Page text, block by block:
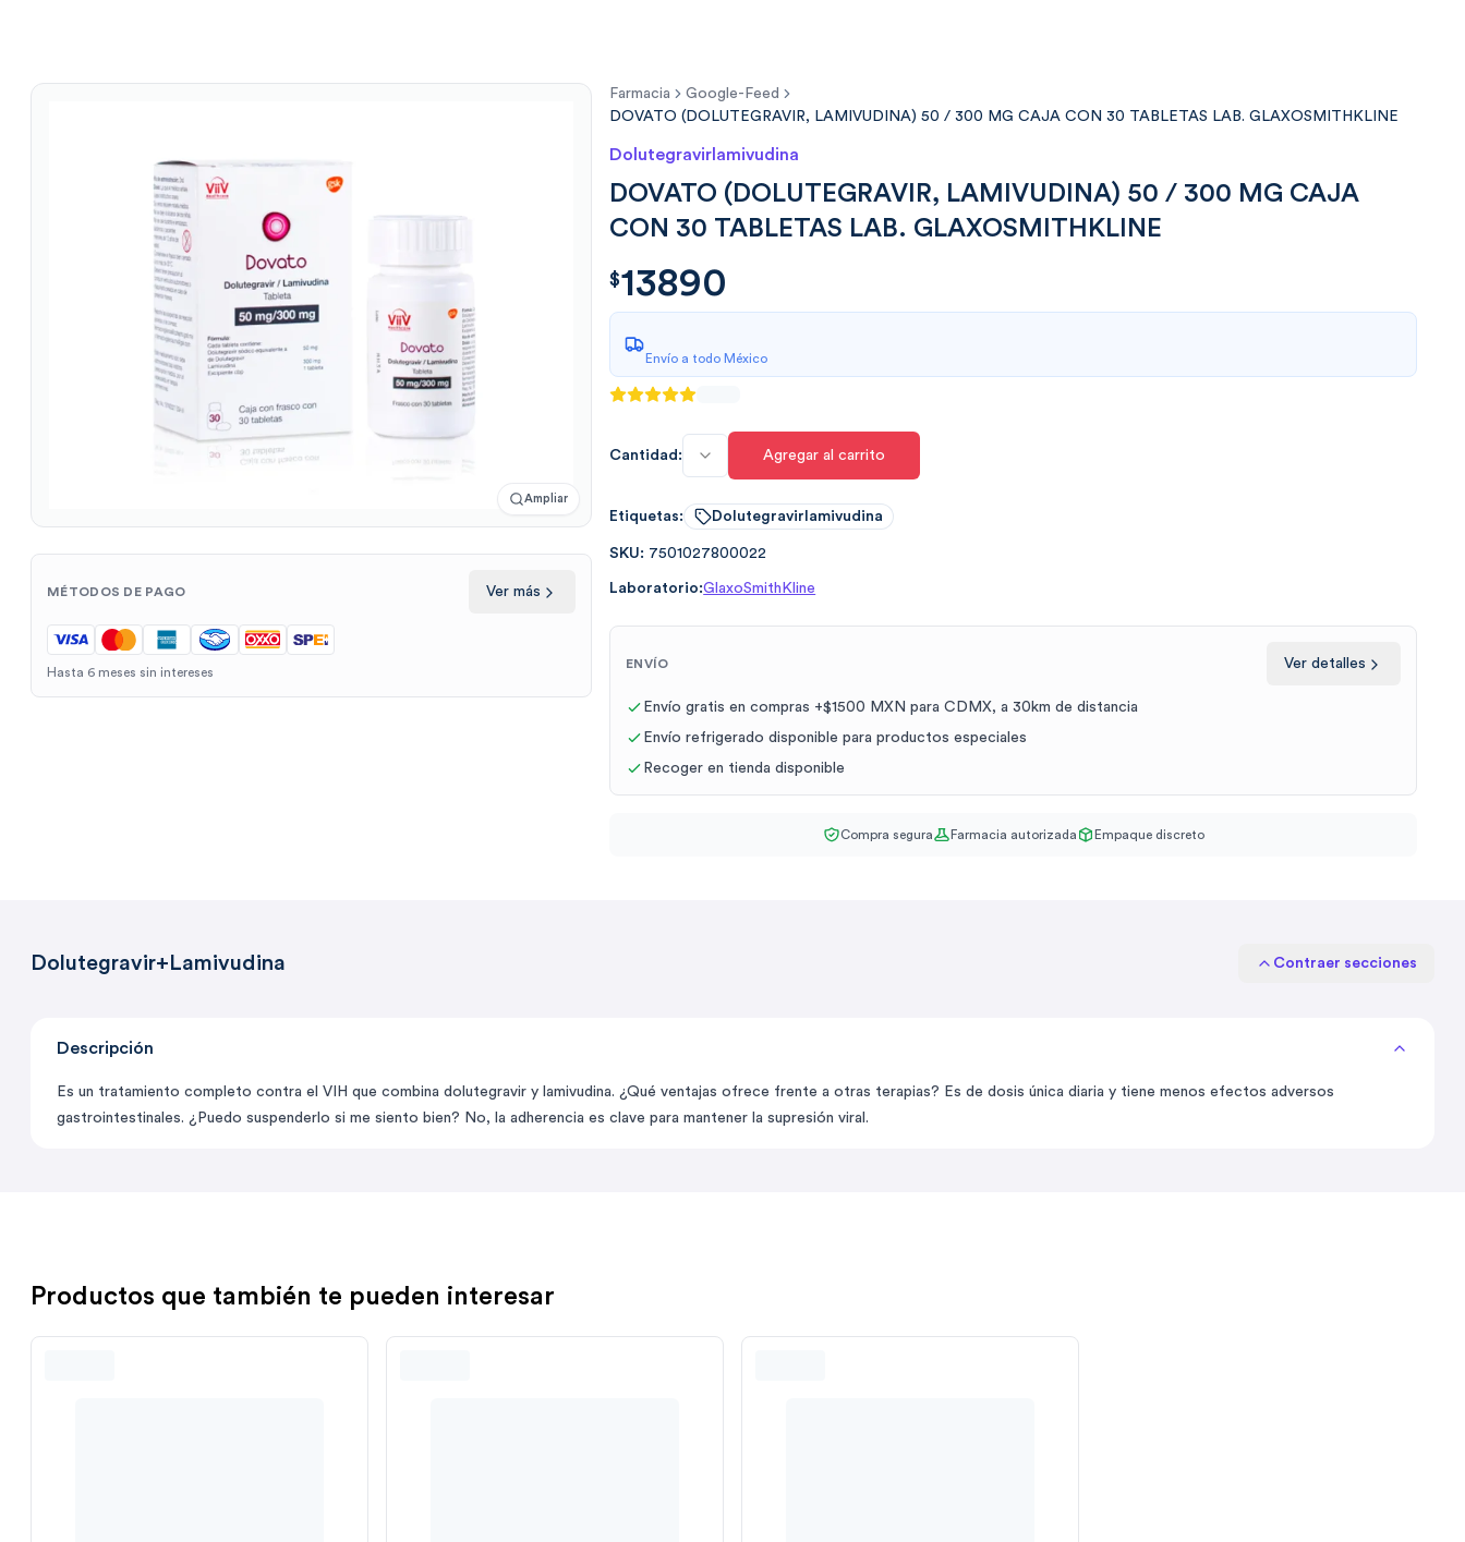
Ampliar
MÉTODOS DE PAGO Ver más
Hasta 6 meses sin intereses
Farmacia
Google-Feed
DOVATO (DOLUTEGRAVIR, LAMIVUDINA) 50 / 300 MG CAJA CON 30 TABLETAS LAB. GLAXOSMITHKLINE
Dolutegravirlamivudina
DOVATO (DOLUTEGRAVIR, LAMIVUDINA) 50 / 300 MG CAJA
CON 30 TABLETAS LAB. GLAXOSMITHKLINE
$13890.00
$13890
Envío a todo México
Cantidad: Agregar al carrito
Etiquetas: Dolutegravirlamivudina
SKU: 7501027800022
Laboratorio:GlaxoSmithKline
ENVÍO Ver detalles
Envío gratis en compras +$1500 MXN para CDMX, a 30km de distancia
Envío refrigerado disponible para productos especiales
Recoger en tienda disponible
Compra segura Farmacia autorizada Empaque discreto
Dolutegravir+Lamivudina Contraer secciones
Descripción
Es un tratamiento completo contra el VIH que combina dolutegravir y lamivudina. ¿Qué ventajas ofrece frente a otras terapias? Es de dosis única diaria y tiene menos efectos adversos
gastrointestinales. ¿Puedo suspenderlo si me siento bien? No, la adherencia es clave para mantener la supresión viral.
Productos que también te pueden interesar